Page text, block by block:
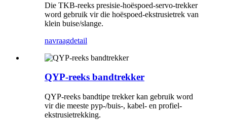
Die TKB-reeks presisie-hoëspoed-servo-trekker
word gebruik vir die hoëspoed-ekstrusietrek van
klein buise/slange.
navraagdetail
QYP-reeks bandtrekker
QYP-reeks bandtipe trekker kan gebruik word
vir die meeste pyp-/buis-, kabel- en profiel-
ekstrusietrekking.